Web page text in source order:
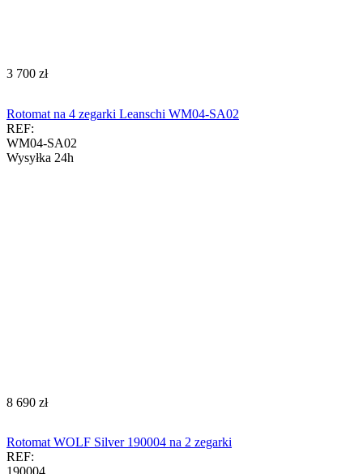
‍3 700‍ zł
Rotomat na 4 zegarki Leanschi WM04-SA02
REF:
WM04-SA02
Wysyłka 24h
‍8 690‍ zł
Rotomat WOLF Silver 190004 na 2 zegarki
REF: